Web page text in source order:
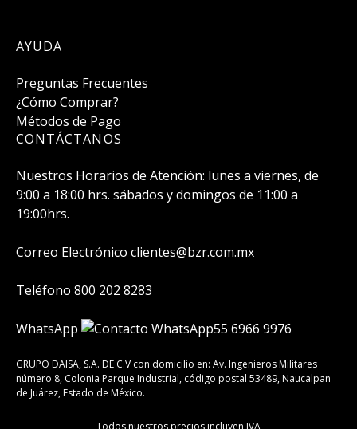
AYUDA
Preguntas Frecuentes
¿Cómo Comprar?
Métodos de Pago
CONTÁCTANOS
Nuestros Horarios de Atención: lunes a viernes, de
9:00 a 18:00 hrs. sábados y domingos de 11:00 a
19:00hrs.
Correo Electrónico clientes@bzr.com.mx
Teléfono 800 202 8283
WhatsApp 55 6966 9976
GRUPO DAISA, S.A. DE C.V con domicilio en: Av. Ingenieros Militares
número 8, Colonia Parque Industrial, código postal 53489, Naucalpan
de Juárez, Estado de México.
Todos nuestros precios incluyen IVA